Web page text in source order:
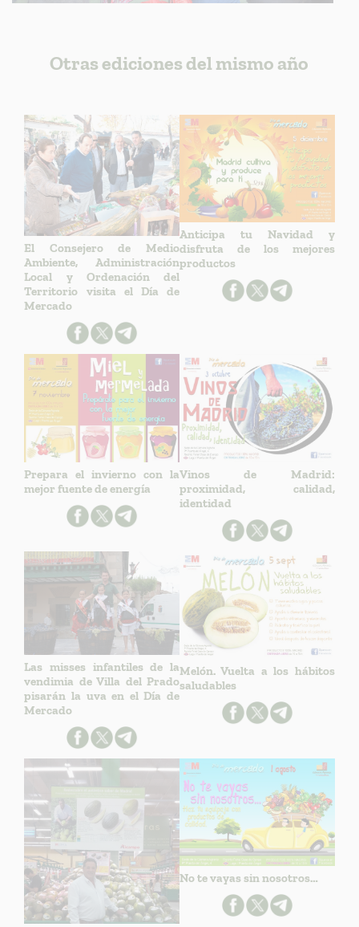
Otras ediciones del mismo año
El Consejero de Medio
Ambiente, Administración
Local y Ordenación del
Territorio visita el Día de
Mercado
Anticipa tu Navidad y
disfruta de los mejores
productos
Prepara el invierno con la
mejor fuente de energía
Vinos de Madrid:
proximidad, calidad,
identidad
Las misses infantiles de la
vendimia de Villa del Prado
pisarán la uva en el Día de
Mercado
Melón. Vuelta a los hábitos
saludables
No te vayas sin nosotros…